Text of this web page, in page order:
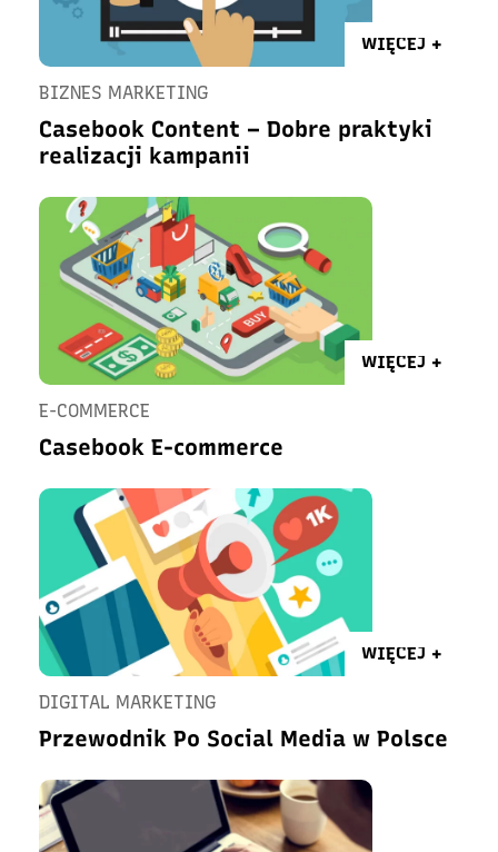
WIĘCEJ +
BIZNES MARKETING
Casebook Content – Dobre praktyki
realizacji kampanii
WIĘCEJ +
E-COMMERCE
Casebook E-commerce
WIĘCEJ +
DIGITAL MARKETING
Przewodnik Po Social Media w Polsce